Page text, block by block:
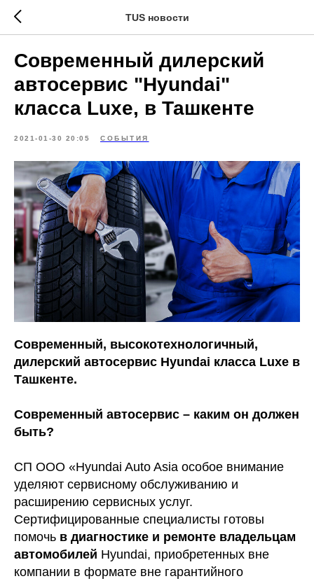
TUS новости
Современный дилерский
автосервис "Hyundai"
класса Luxe, в Ташкенте
2021-01-30 20:05 СОБЫТИЯ
Современный, высокотехнологичный,
дилерский автосервис Hyundai класса Luxe в
Ташкенте.
Современный автосервис – каким он должен
быть?
СП ООО «Hyundai Auto Asia особое внимание
уделяют сервисному обслуживанию и
расширению сервисных услуг.
Сертифицированные специалисты готовы
помочь в диагностике и ремонте владельцам
автомобилей Hyundai, приобретенных вне
компании в формате вне гарантийного